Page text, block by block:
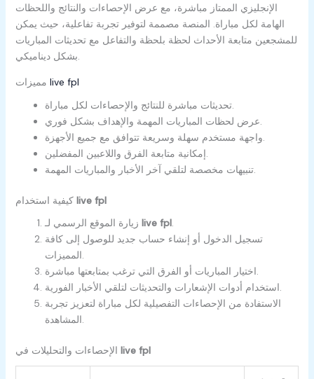
الإنجليزي الممتاز مباشرة، مع عرض الإحصاءات والنتائج واللحظات
الهامة لكل مباراة. المنصة مصممة لتوفير تجربة تفاعلية، حيث يمكن
للمشجعين متابعة الأحداث لحظة بلحظة والتفاعل مع تحديثات المباريات
بشكل ديناميكي.
live fpl
تحديثات مباشرة للنتائج والإحصاءات لكل مباراة.
تنبيهات مخصصة لتلقي آخر الأخبار والمباريات المهمة.
كيفية استخدام live fpl
live fpl.
تسجيل الدخول أو إنشاء حساب جديد للوصول إلى كافة
المميزات.
اختيار المباريات أو الفرق التي ترغب بمتابعتها مباشرة.
استخدام أدوات الإشعارات والتحديثات لتلقي الأخبار الفورية.
الاستفادة من الإحصاءات التفصيلية لكل مباراة لتعزيز تجربة
المشاهدة.
live fpl